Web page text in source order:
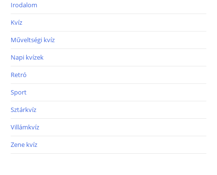
Irodalom
Kvíz
Műveltségi kvíz
Napi kvízek
Retró
Sport
Sztárkvíz
Villámkvíz
Zene kvíz